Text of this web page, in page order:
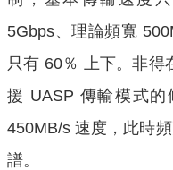
5Gbps、理論頻寬
只有 60％ 上下。非得
援 UASP 傳輸模式
450MB/s 速度，此時
譜。